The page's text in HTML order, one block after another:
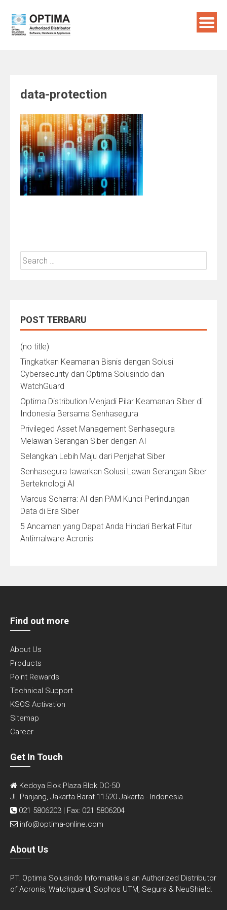
content
data-protection
Search
for:
POST TERBARU
(no title)
Tingkatkan Keamanan Bisnis dengan Solusi
Cybersecurity dari Optima Solusindo dan
WatchGuard
Optima Distribution Menjadi Pilar Keamanan Siber di
Indonesia Bersama Senhasegura
Privileged Asset Management Senhasegura
Melawan Serangan Siber dengan AI
Selangkah Lebih Maju dari Penjahat Siber
Senhasegura tawarkan Solusi Lawan Serangan Siber
Berteknologi AI
Marcus Scharra: AI dan PAM Kunci Perlindungan
Data di Era Siber
5 Ancaman yang Dapat Anda Hindari Berkat Fitur
Antimalware Acronis
Find out more
About Us
Products
Point Rewards
Technical Support
KSOS Activation
Sitemap
Career
Get In Touch
Kedoya Elok Plaza Blok DC-50
Jl. Panjang, Jakarta Barat 11520 Jakarta - Indonesia
021 5806203 | Fax: 021 5806204
info@optima-online.com
About Us
PT. Optima Solusindo Informatika is an Authorized Distributor
of Acronis, Watchguard, Sophos UTM, Segura & NeuShield.